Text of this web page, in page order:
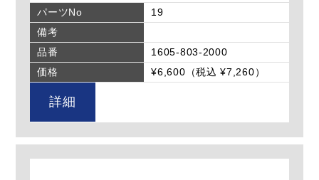
パーツNo
19
備考
品番
1605-803-2000
価格
¥6,600（税込 ¥7,260）
詳細